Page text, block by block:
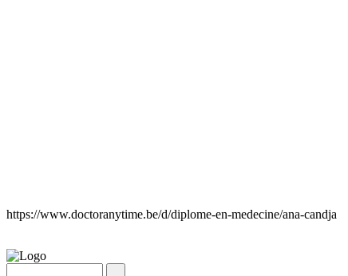
https://www.doctoranytime.be/d/diplome-en-medecine/ana-candja